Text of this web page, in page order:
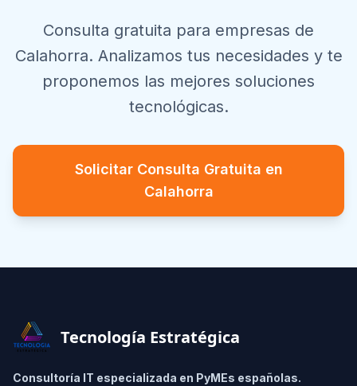
Consulta gratuita para empresas de
Calahorra. Analizamos tus necesidades y te
proponemos las mejores soluciones
tecnológicas.
Solicitar Consulta Gratuita en
Calahorra
Tecnología Estratégica
Consultoría IT especializada en PyMEs españolas.